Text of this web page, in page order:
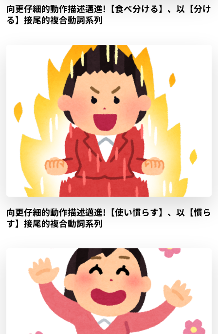
向更仔細的動作描述邁進!【食べ分ける】、以【分け
る】接尾的複合動詞系列
向更仔細的動作描述邁進!【使い慣らす】、以【慣ら
す】接尾的複合動詞系列